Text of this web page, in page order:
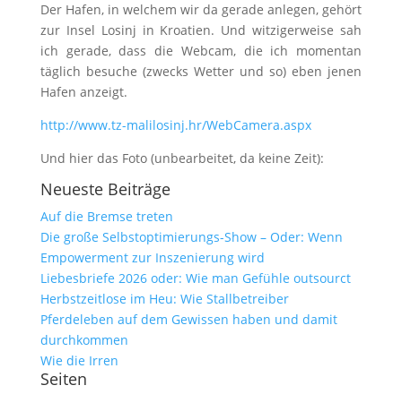
Der Hafen, in welchem wir da gerade anlegen, gehört
zur Insel Losinj in Kroatien. Und witzigerweise sah
ich gerade, dass die Webcam, die ich momentan
täglich besuche (zwecks Wetter und so) eben jenen
Hafen anzeigt.
http://www.tz-malilosinj.hr/WebCamera.aspx
Und hier das Foto (unbearbeitet, da keine Zeit):
Neueste Beiträge
Auf die Bremse treten
Die große Selbstoptimierungs-Show – Oder: Wenn
Empowerment zur Inszenierung wird
Liebesbriefe 2026 oder: Wie man Gefühle outsourct
Herbstzeitlose im Heu: Wie Stallbetreiber
Pferdeleben auf dem Gewissen haben und damit
durchkommen
Wie die Irren
Seiten